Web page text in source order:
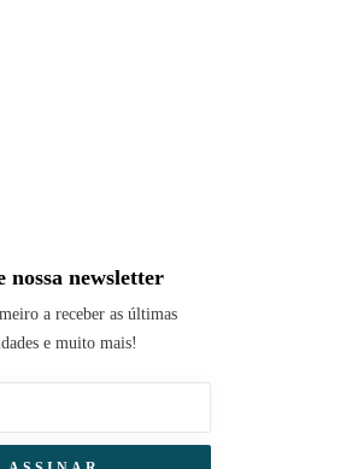
nossa newsletter
a receber as últimas
e muito mais!